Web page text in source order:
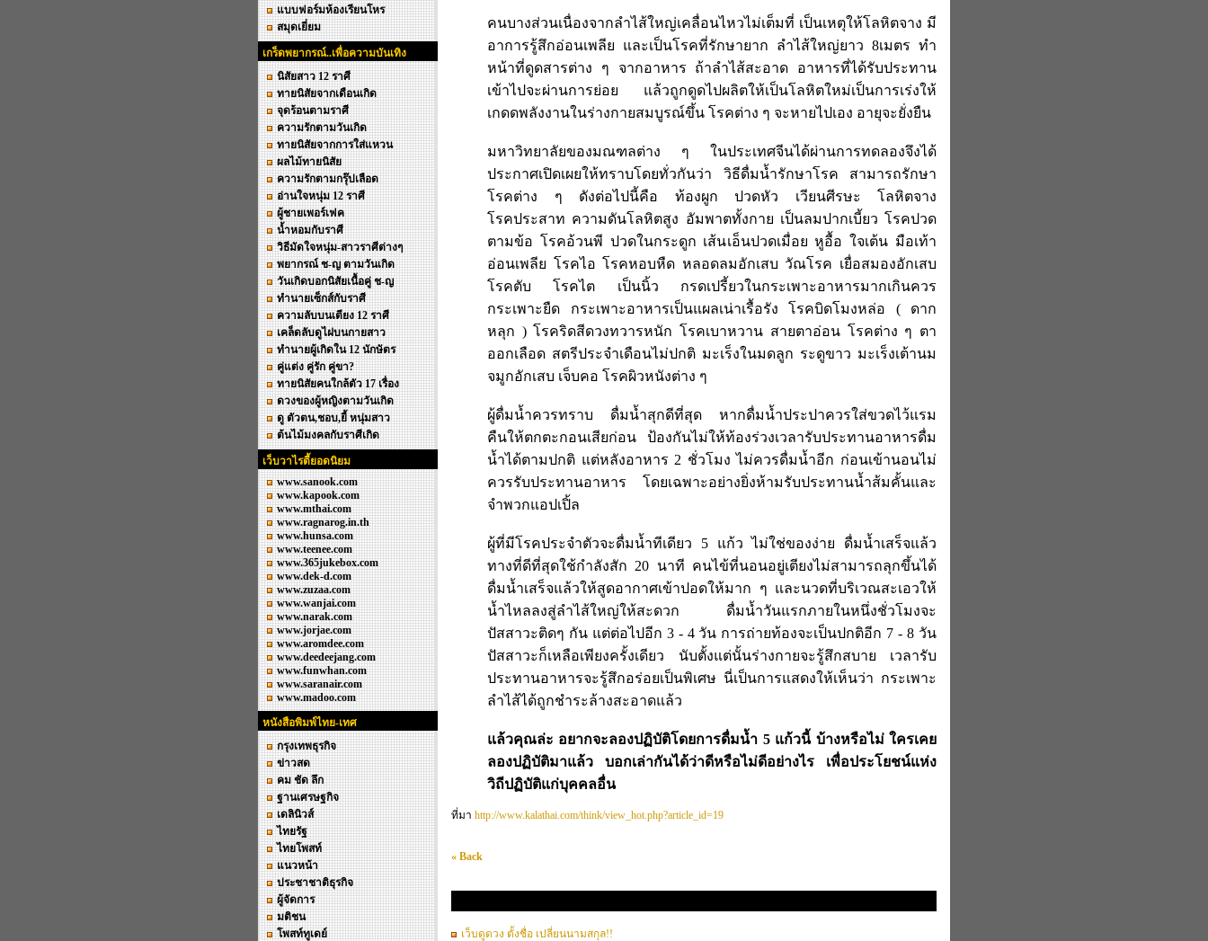
แบบฟอร์มห้องเรียนโหร
สมุดเยี่ยม
เกร็ดพยากรณ์..เพื่อความบันเทิง
นิสัยสาว 12 ราศี
ทายนิสัยจากเดือนเกิด
จุดร้อนตามราศี
ความรักตามวันเกิด
ทายนิสัยจากการใส่แหวน
ผลไม้ทายนิสัย
ความรักตามกรุ๊ปเลือด
อ่านใจหนุ่ม 12 ราศี
ผู้ชายเพอร์เฟค
น้ำหอมกับราศี
วิธีมัดใจหนุ่ม-สาวราศีต่างๆ
พยากรณ์ ช-ญ ตามวันเกิด
วันเกิดบอกนิสัยเนื้อคู่ ช-ญ
ทำนายเซ็กส์กับราศี
ความลับบนเตียง 12 ราศี
เคล็ดลับดูไฝบนกายสาว
ทำนายผู้เกิดใน 12 นักษัตร
คู่แต่ง คู่รัก คู่ขา?
ทายนิสัยคนใกล้ตัว 17 เรื่อง
ดวงของผู้หญิงตามวันเกิด
ดู ตัวตน,ชอบ,ยี้ หนุ่มสาว
ต้นไม้มงคลกับราศีเกิด
เว็บวาไรตี้ยอดนิยม
www.sanook.com
www.kapook.com
www.mthai.com
www.ragnarog.in.th
www.hunsa.com
www.teenee.com
www.365jukebox.com
www.dek-d.com
www.zuzaa.com
www.wanjai.com
www.narak.com
www.jorjae.com
www.aromdee.com
www.deedeejang.com
www.funwhan.com
www.saranair.com
www.madoo.com
หนังสือพิมพ์ไทย-เทศ
กรุงเทพธุรกิจ
ข่าวสด
คม ชัด ลึก
ฐานเศรษฐกิจ
เดลินิวส์
ไทยรัฐ
ไทยโพสท์
แนวหน้า
ประชาชาติธุรกิจ
ผู้จัดการ
มติชน
โพสท์ทูเดย์
คนบางส่วนเนื่องจากลำไส้ใหญ่เคลื่อนไหวไม่เต็มที่ เป็นเหตุให้โลหิตจาง มี
อาการรู้สึกอ่อนเพลีย และเป็นโรคที่รักษายาก ลำไส้ใหญ่ยาว 8เมตร ทำ
หน้าที่ดูดสารต่าง ๆ จากอาหาร ถ้าลำไส้สะอาด อาหารที่ได้รับประทาน
เข้าไปจะผ่านการย่อย แล้วถูกดูดไปผลิตให้เป็นโลหิตใหม่เป็นการเร่งให้
เกดดพลังงานในร่างกายสมบูรณ์ขึ้น โรคต่าง ๆ จะหายไปเอง อายุจะยั่งยืน
มหาวิทยาลัยของมณฑลต่าง ๆ ในประเทศจีนได้ผ่านการทดลองจึงได้
ประกาศเปิดเผยให้ทราบโดยทั่วกันว่า วิธีดื่มน้ำรักษาโรค สามารถรักษา
โรคต่าง ๆ ดังต่อไปนี้คือ ท้องผูก ปวดหัว เวียนศีรษะ โลหิตจาง
โรคประสาท ความดันโลหิตสูง อัมพาตทั้งกาย เป็นลมปากเบี้ยว โรคปวด
ตามข้อ โรคอ้วนพี ปวดในกระดูก เส้นเอ็นปวดเมื่อย หูอื้อ ใจเต้น มือเท้า
อ่อนเพลีย โรคไอ โรคหอบหืด หลอดลมอักเสบ วัณโรค เยื่อสมองอักเสบ
โรคตับ โรคไต เป็นนิ้ว กรดเปรี้ยวในกระเพาะอาหารมากเกินควร
กระเพาะยืด กระเพาะอาหารเป็นแผลเน่าเรื้อรัง โรคบิดโมงหล่อ ( ดาก
หลุก ) โรคริดสีดวงทวารหนัก โรคเบาหวาน สายตาอ่อน โรคต่าง ๆ ตา
ออกเลือด สตรีประจำเดือนไม่ปกติ มะเร็งในมดลูก ระดูขาว มะเร็งเต้านม
จมูกอักเสบ เจ็บคอ โรคผิวหนังต่าง ๆ
ผู้ดื่มน้ำควรทราบ ดื่มน้ำสุกดีที่สุด หากดื่มน้ำประปาควรใส่ขวดไว้แรม
คืนให้ตกตะกอนเสียก่อน ป้องกันไม่ให้ท้องร่วงเวลารับประทานอาหารดื่ม
น้ำได้ตามปกติ แต่หลังอาหาร 2 ชั่วโมง ไม่ควรดื่มน้ำอีก ก่อนเข้านอนไม่
ควรรับประทานอาหาร โดยเฉพาะอย่างยิ่งห้ามรับประทานน้ำส้มคั้นและ
จำพวกแอปเปิ้ล
ผู้ที่มีโรคประจำตัวจะดื่มน้ำทีเดียว 5 แก้ว ไม่ใช่ของง่าย ดื่มน้ำเสร็จแล้ว
ทางที่ดีที่สุดใช้กำลังสัก 20 นาที คนไข้ที่นอนอยู่เตียงไม่สามารถลุกขึ้นได้
ดื่มน้ำเสร็จแล้วให้สูดอากาศเข้าปอดให้มาก ๆ และนวดที่บริเวณสะเอวให้
น้ำไหลลงสู่ลำไส้ใหญ่ให้สะดวก ดื่มน้ำวันแรกภายในหนึ่งชั่วโมงจะ
ปัสสาวะติดๆ กัน แต่ต่อไปอีก 3 - 4 วัน การถ่ายท้องจะเป็นปกติอีก 7 - 8 วัน
ปัสสาวะก็เหลือเพียงครั้งเดียว นับตั้งแต่นั้นร่างกายจะรู้สึกสบาย เวลารับ
ประทานอาหารจะรู้สึกอร่อยเป็นพิเศษ นี่เป็นการแสดงให้เห็นว่า กระเพาะ
ลำไส้ได้ถูกชำระล้างสะอาดแล้ว
แล้วคุณล่ะ อยากจะลองปฏิบัติโดยการดื่มน้ำ 5 แก้วนี้ บ้างหรือไม่ ใครเคย
ลองปฏิบัติมาแล้ว บอกเล่ากันได้ว่าดีหรือไม่ดีอย่างไร เพื่อประโยชน์แห่ง
วิถีปฏิบัติแก่บุคคลอื่น
ที่มา http://www.kalathai.com/think/view_hot.php?article_id=19
« Back
เว็บดูดวง ตั้งชื่อ เปลี่ยนนามสกุล!!